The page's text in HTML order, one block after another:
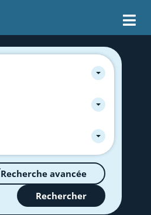
Recherche avancée
Rechercher